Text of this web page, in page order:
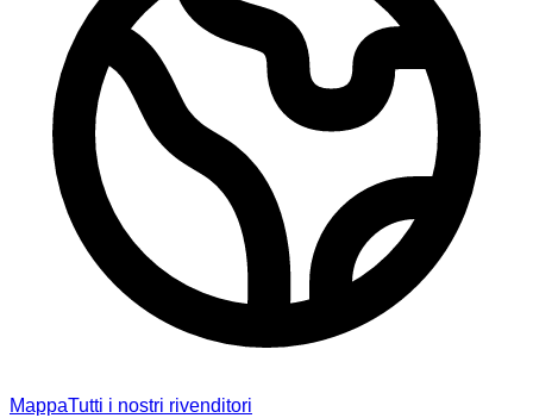
MappaTutti i nostri rivenditori